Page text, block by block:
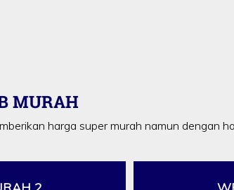
MURAH
harga super murah namun dengan